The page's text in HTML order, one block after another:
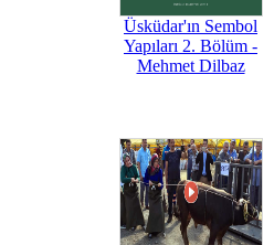
Üsküdar'ın Sembol
Yapıları 2. Bölüm -
Mehmet Dilbaz